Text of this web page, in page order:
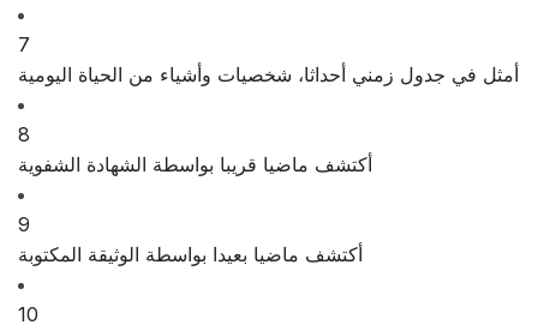
7
أمثل في جدول زمني أحداثا، شخصيات وأشياء من الحياة اليومية
8
أكتشف ماضيا قريبا بواسطة الشهادة الشفوية
9
أكتشف ماضيا بعيدا بواسطة الوثيقة المكتوبة
10